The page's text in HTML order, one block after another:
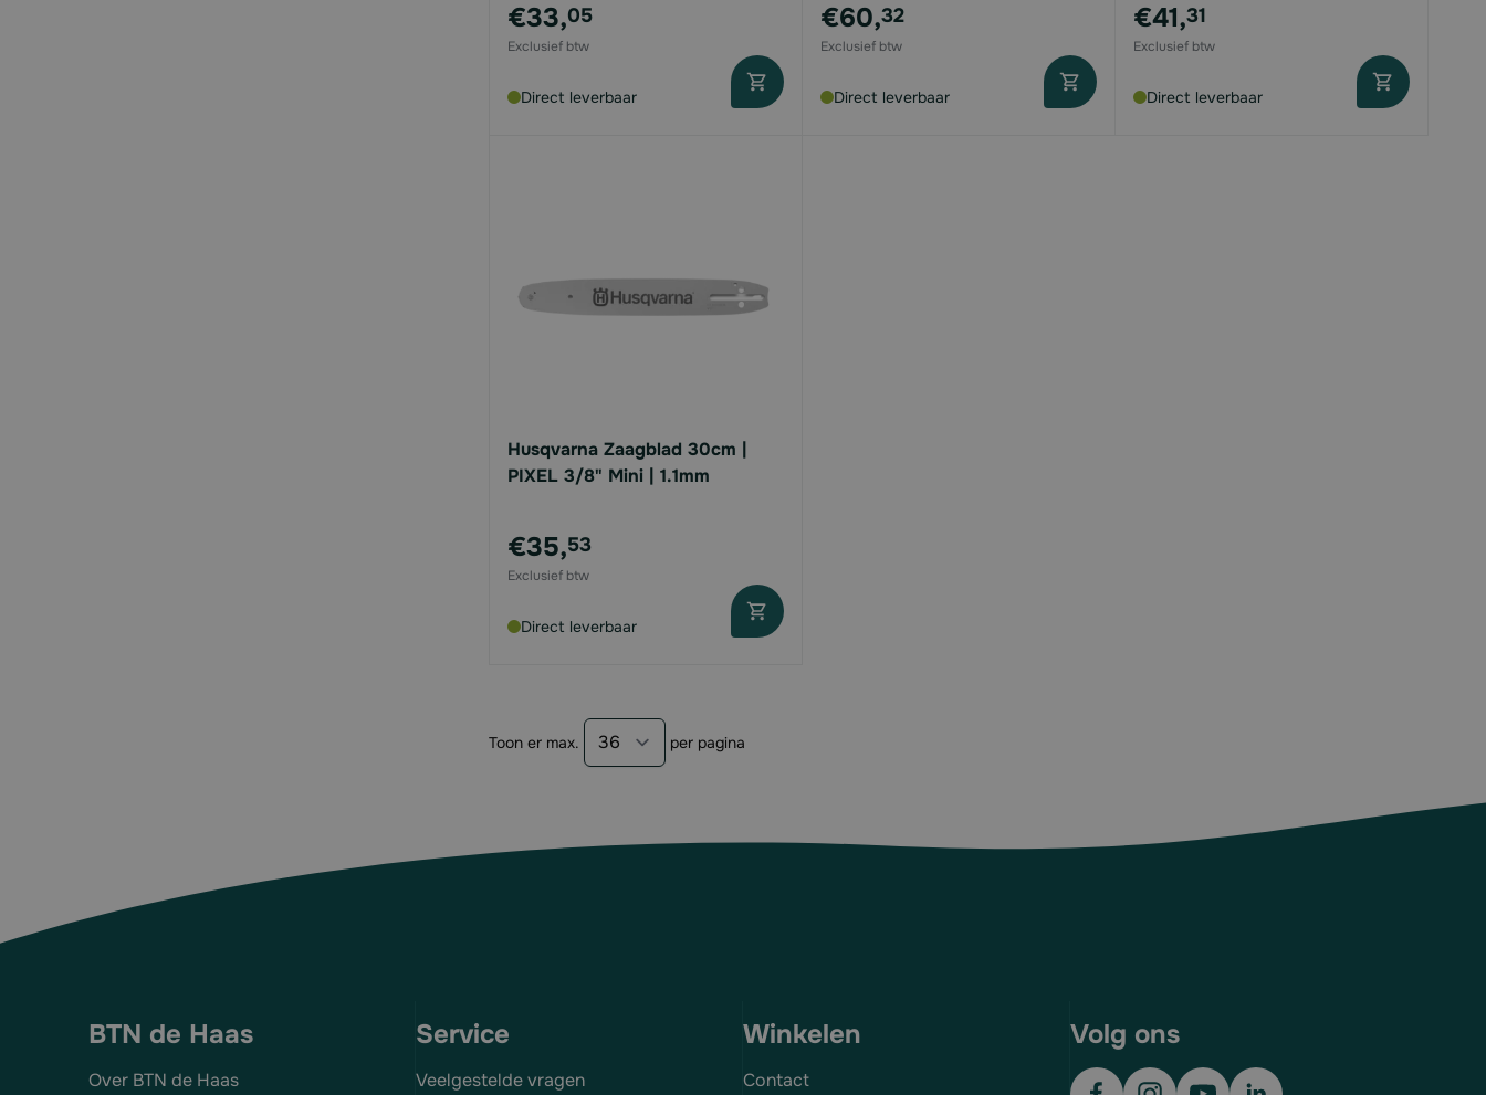
€33,05
Direct leverbaar
€60,32
Direct leverbaar
€41,31
Direct leverbaar
Husqvarna Zaagblad 30cm |
PIXEL 3/8" Mini | 1.1mm
€35,53
Direct leverbaar
Toon er max. per pagina
BTN de Haas
Over BTN de Haas
Service
Veelgestelde vragen
Winkelen
Contact
Volg ons